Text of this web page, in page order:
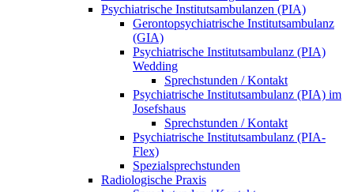
Psychiatrische Institutsambulanzen (PIA)
Gerontopsychiatrische Institutsambulanz
(GIA)
Psychiatrische Institutsambulanz (PIA)
Wedding
Sprechstunden / Kontakt
Psychiatrische Institutsambulanz (PIA) im
Josefshaus
Sprechstunden / Kontakt
Psychiatrische Institutsambulanz (PIA-
Flex)
Spezialsprechstunden
Radiologische Praxis